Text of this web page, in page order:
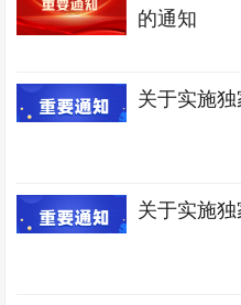
的通知
关于实施
关于实施